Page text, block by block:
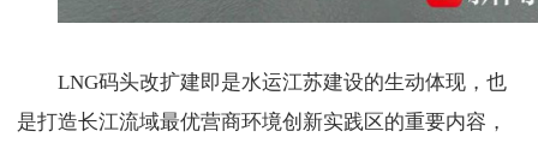
LNG码头改扩建即是水运江苏建设的生动体现，也
是打造长江流域最优营商环境创新实践区的重要内容，